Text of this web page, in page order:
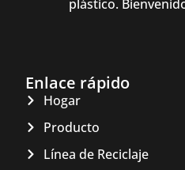
plástico.
Enlace rápido
Hogar
Producto
Línea de Reciclaje